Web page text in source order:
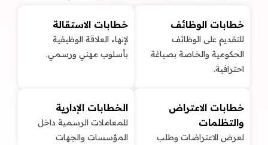
خطابات الوظائف
للتقديم على الوظائف
الحكومية والخاصة بصياغة
احترافية.
خطابات الاستقالة
لإنهاء العلاقة الوظيفية
بأسلوب مهني ورسمي.
خطابات الاعتراض
والتظلمات
لعرض الاعتراضات وطلب
الخطابات الإدارية
للمعاملات الرسمية داخل
المؤسسات والجهات